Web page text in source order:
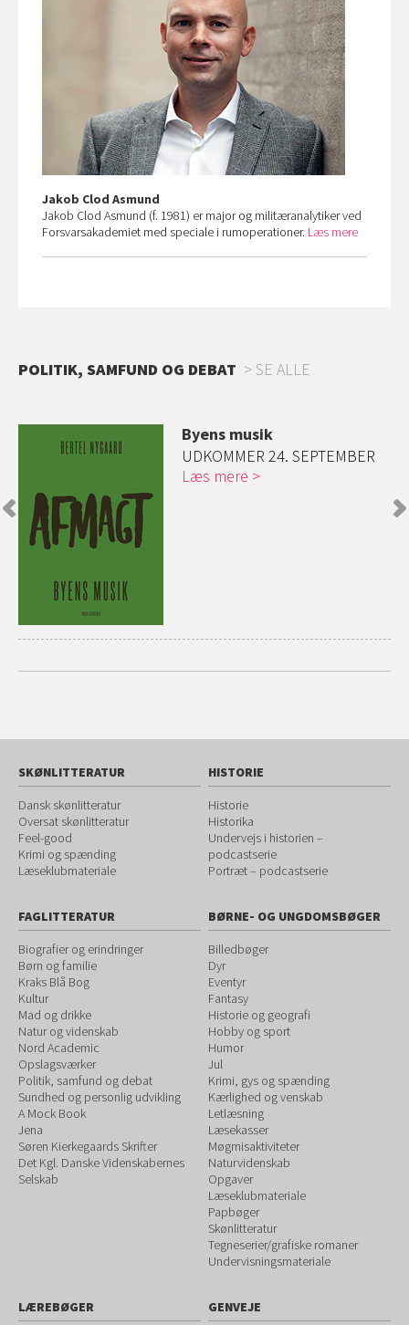
Jakob Clod Asmund
Jakob Clod Asmund (f. 1981) er major og militæranalytiker ved
Forsvarsakademiet med speciale i rumoperationer. Læs mere
POLITIK, SAMFUND OG DEBAT SE ALLE
Byens musik
UDKOMMER 24. SEPTEMBER
Læs mere
SKØNLITTERATUR
Dansk skønlitteratur
Oversat skønlitteratur
Feel-good
Krimi og spænding
Læseklubmateriale
HISTORIE
Historie
Historika
Undervejs i historien –
podcastserie
Portræt – podcastserie
FAGLITTERATUR
Biografier og erindringer
Børn og familie
Kraks Blå Bog
Kultur
Mad og drikke
Natur og videnskab
Nord Academic
Opslagsværker
Politik, samfund og debat
Sundhed og personlig udvikling
A Mock Book
Jena
Søren Kierkegaards Skrifter
Det Kgl. Danske Videnskabernes
Selskab
BØRNE- OG UNGDOMSBØGER
Billedbøger
Dyr
Eventyr
Fantasy
Historie og geografi
Hobby og sport
Humor
Jul
Krimi, gys og spænding
Kærlighed og venskab
Letlæsning
Læsekasser
Møgmisaktiviteter
Naturvidenskab
Opgaver
Læseklubmateriale
Papbøger
Skønlitteratur
Tegneserier/grafiske romaner
Undervisningsmateriale
LÆREBØGER GENVEJE